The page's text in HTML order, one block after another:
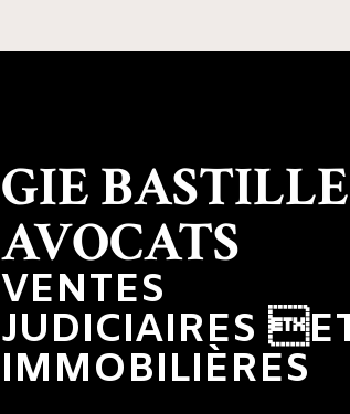
GIE BASTILLE
AVOCATS
VENTES
JUDICIAIRES
IMMOBILIÈRES
UN APPARTEMENT DE